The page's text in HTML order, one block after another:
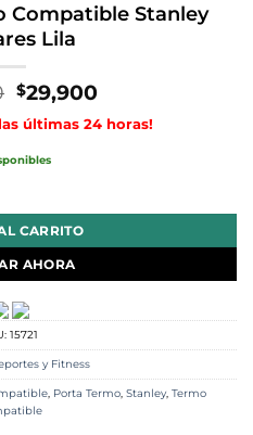
deseos
Compatible Stanley
Lila
El
precio
original
era:
$29,900El
precio
actual
últimas 24 horas!
CARRITO
AHORA
15721
y Fitness
, Porta Termo, Stanley, Termo